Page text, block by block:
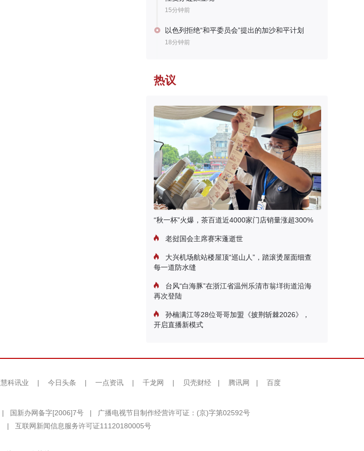
15分钟前
以色列拒绝“和平委员会”提出的加沙和平计划
18分钟前
热议
“秋一杯”火爆，茶百道近4000家门店销量涨超300%
老挝国会主席赛宋蓬逝世
大兴机场航站楼屋顶“巡山人”，踏滚烫屋面细查
每一道防水缝
台风“白海豚”在浙江省温州乐清市翁垟街道沿海
再次登陆
孙楠满江等28位哥哥加盟《披荆斩棘2026》，
开启直播新模式
慧科讯业 | 今日头条 | 一点资讯 | 千龙网 | 贝壳财经 | 腾讯网 | 百度
| 国新办网备字[2006]7号 |
广播电视节目制作经营许可证：(京)字第02592号
| 互联网新闻信息服务许可证11120180005号